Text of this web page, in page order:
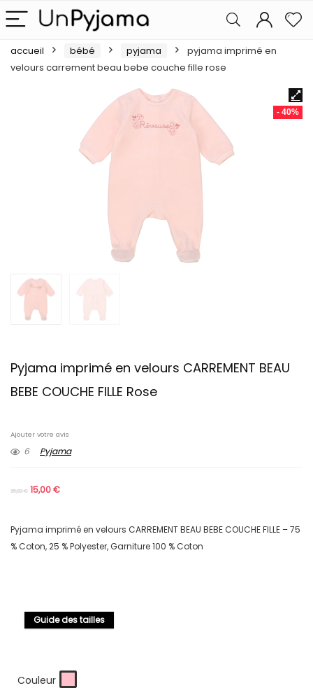
accueil bébé pyjama
pyjama imprimé en
velours carrement beau bebe couche fille rose
- 40%
Pyjama imprimé en velours CARREMENT BEAU
BEBE COUCHE FILLE Rose
Ajouter votre avis
6 Pyjama
25,00€ 15,00€
Pyjama imprimé en velours CARREMENT BEAU BEBE COUCHE FILLE – 75
% Coton, 25 % Polyester, Garniture 100 % Coton
Guide des tailles
Couleur